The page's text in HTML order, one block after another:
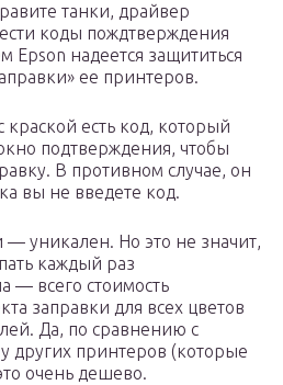
танки, драйвер
коды пождтверждения
Epson надеется защититься
ее принтеров.
есть код, который
подтверждения, чтобы
В противном случае, он
вы не введете код.
уникален. Но это не значит,
каждый раз
— всего стоимость
заправки для всех цветов
Да, по сравнению с
других принтеров (которые
очень дешево.